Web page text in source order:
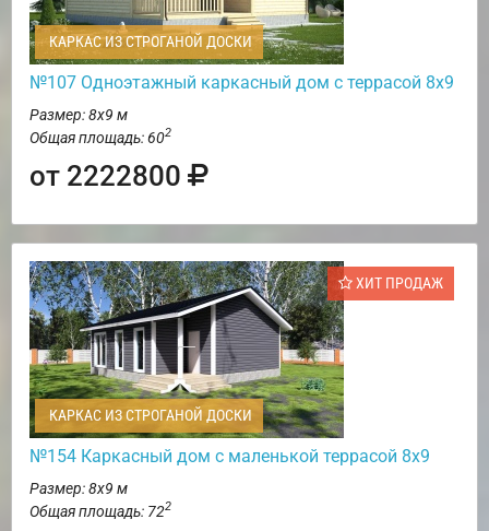
КАРКАС ИЗ СТРОГАНОЙ ДОСКИ
№107 Одноэтажный каркасный дом с террасой 8х9
Размер: 8х9 м
Общая площадь: 602
от 2222800
ХИТ ПРОДАЖ
КАРКАС ИЗ СТРОГАНОЙ ДОСКИ
№154 Каркасный дом с маленькой террасой 8х9
Размер: 8х9 м
Общая площадь: 722